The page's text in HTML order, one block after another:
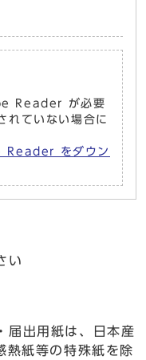
Reader が必要
れていない場合に
Reader をダウン
い
届出用紙は、日本産
紙等の特殊紙を除